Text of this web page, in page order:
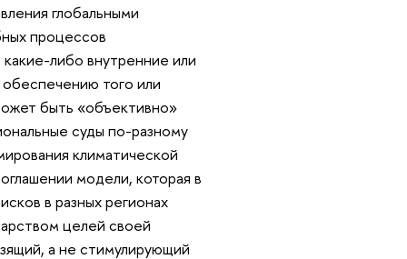
глобальными
процессов
либо внутренние или
того или
быть «объективно»
суды по-разному
климатической
модели, которая в
в разных регионах
целей своей
а не стимулирующий